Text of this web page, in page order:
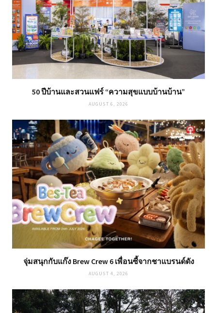
50 ปีบ้านและสวนแฟร์ “ความสุขแบบบ้านบ้าน”
AUGUST 6, 2026
จุ่มสนุกกับแก๊ง Brew Crew 6 เพื่อนซี้จากชาแบรนด์ดัง
AUGUST 4, 2026